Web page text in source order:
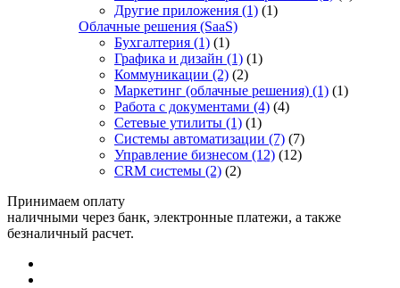
Другие приложения (1) (1)
Облачные решения (SaaS)
Бухгалтерия (1) (1)
Графика и дизайн (1) (1)
Коммуникации (2) (2)
Маркетинг (облачные решения) (1) (1)
Работа с документами (4) (4)
Сетевые утилиты (1) (1)
Системы автоматизации (7) (7)
Управление бизнесом (12) (12)
CRM системы (2) (2)
Принимаем оплату
наличными через банк, электронные платежи, а также
безналичный расчет.